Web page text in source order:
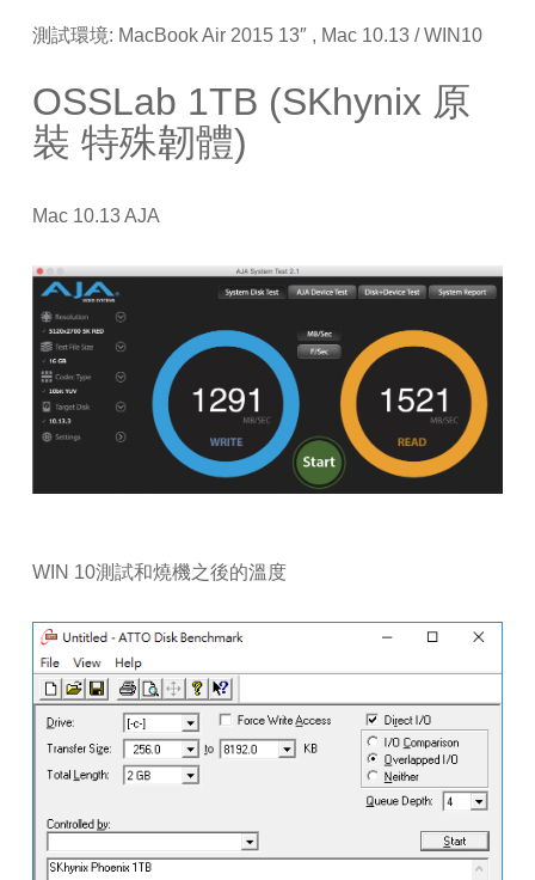
測試環境: MacBook Air 2015 13″ , Mac 10.13 / WIN10
OSSLab 1TB (SKhynix 原
裝 特殊韌體)
Mac 10.13 AJA
WIN 10測試和燒機之後的溫度